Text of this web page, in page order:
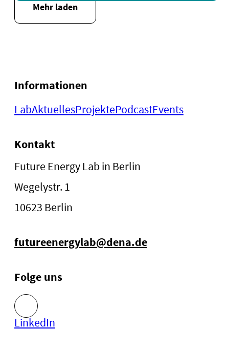
Mehr laden
Informationen
LabAktuellesProjektePodcastEvents
Kontakt
Future Energy Lab in Berlin
Wegelystr. 1
10623 Berlin
futureenergylab@dena.de
Folge uns
LinkedIn